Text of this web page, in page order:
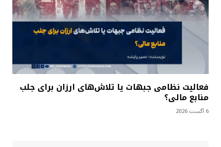
فعالیت نظامی جبهات یا تلاش‌های ارزان برای جلب
منابع مالی؟
6 آگست 2026